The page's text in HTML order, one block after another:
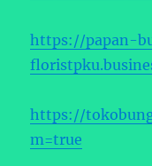
https://papan-
https://
m=true